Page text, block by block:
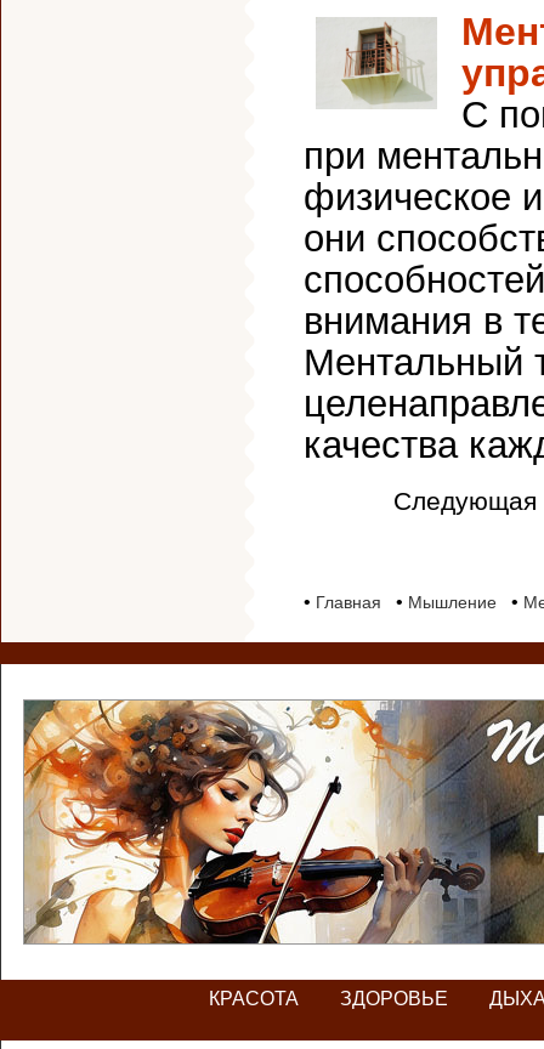
С
при
физическое
они
внимания в
Ментальный
качества
Следующая
• Главная • Мышление •
КРАСОТА ЗДОРОВЬЕ